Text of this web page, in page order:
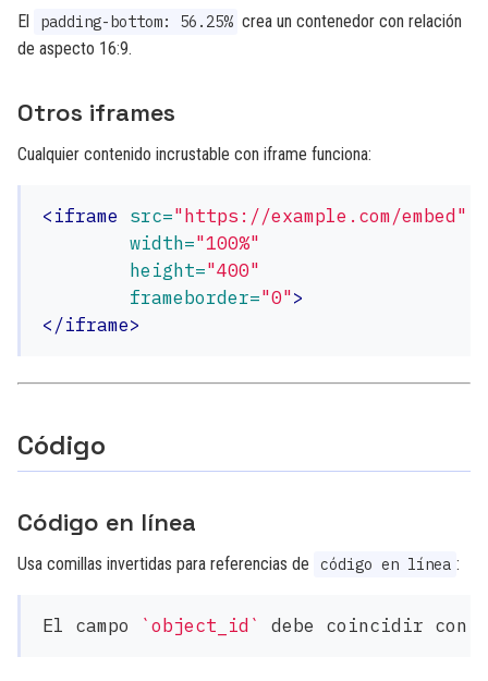
El padding-bottom: 56.25% crea un contenedor con relación
de aspecto 16:9.
Otros iframes
Cualquier contenido incrustable con iframe funciona:
<iframe src="https://example.com/embed"
width="100%"
height="400"
frameborder="0">
</iframe>
Código
Código en línea
Usa comillas invertidas para referencias de código en línea :
El campo `object_id`